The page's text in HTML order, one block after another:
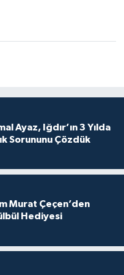
Ayaz, Iğdır’ın 3 Yılda
Sorununu Çözdük
Murat Çeçen’den
Hediyesi